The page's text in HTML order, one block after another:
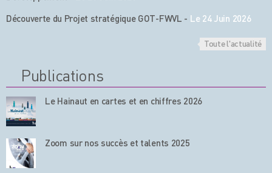
Découverte du Projet stratégique GOT-FWVL - Le 24 Juin 2026
Toute l'actualité
Publications
Le Hainaut en cartes et en chiffres 2026
Zoom sur nos succès et talents 2025